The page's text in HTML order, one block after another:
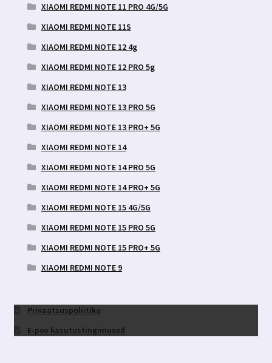
XIAOMI REDMI NOTE 11 PRO 4G/5G
XIAOMI REDMI NOTE 11S
XIAOMI REDMI NOTE 12 4g
XIAOMI REDMI NOTE 12 PRO 5g
XIAOMI REDMI NOTE 13
XIAOMI REDMI NOTE 13 PRO 5G
XIAOMI REDMI NOTE 13 PRO+ 5G
XIAOMI REDMI NOTE 14
XIAOMI REDMI NOTE 14 PRO 5G
XIAOMI REDMI NOTE 14 PRO+ 5G
XIAOMI REDMI NOTE 15 4G/5G
XIAOMI REDMI NOTE 15 PRO 5G
XIAOMI REDMI NOTE 15 PRO+ 5G
XIAOMI REDMI NOTE 9
Privaatsuspoliitika
E-poe kasutustingimused